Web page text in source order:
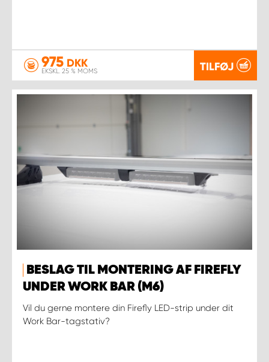
975 DKK
EKSKL. 25 % MOMS TILFØJ
BESLAG TIL MONTERING AF FIREFLY
UNDER WORK BAR (M6)
Vil du gerne montere din Firefly LED-strip under dit
Work Bar-tagstativ?